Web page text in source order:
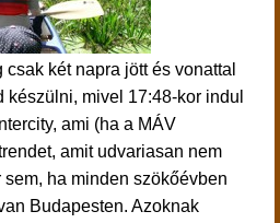
két napra jött és vonattal
készülni, mivel 17:48-kor indul
ami (ha a MÁV
amit udvariasan nem
sem, ha minden szökőévben
Budapesten. Azoknak